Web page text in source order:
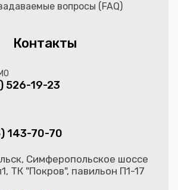
вопросы (FAQ)
Контакты
526-19-23
143-70-70
Симферопольское шоссе
ТК "Покров", павильон П1-17